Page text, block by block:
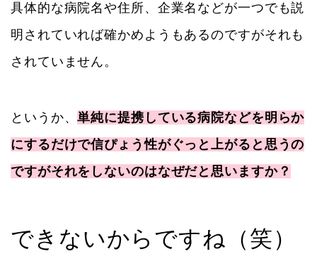
具体的な病院名や住所、企業名などが一つでも説
明されていれば確かめようもあるのですがそれも
されていません。
というか、単純に提携している病院などを明らか
にするだけで信ぴょう性がぐっと上がると思うの
ですがそれをしないのはなぜだと思いますか？
できないからですね（笑）